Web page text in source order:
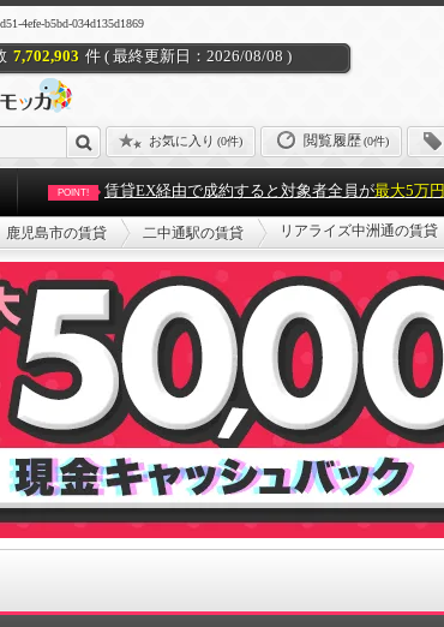
4efe-b5bd-034d135d1869
7,702,903 件 ( 最終更新日：2026/08/08 )
お気に入り (0件) 閲覧履歴(0件)
POINT! 賃貸EX経由で成約すると対象者全員が最大5万円
鹿児島市の賃貸 二中通駅の賃貸 リアライズ中洲通の賃貸